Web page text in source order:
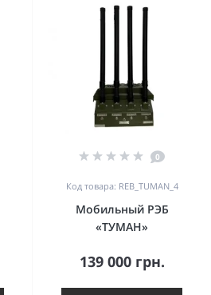
0
Код товара: REB_TUMAN_4
Мобильный РЭБ
«ТУМАН»
139 000 грн.